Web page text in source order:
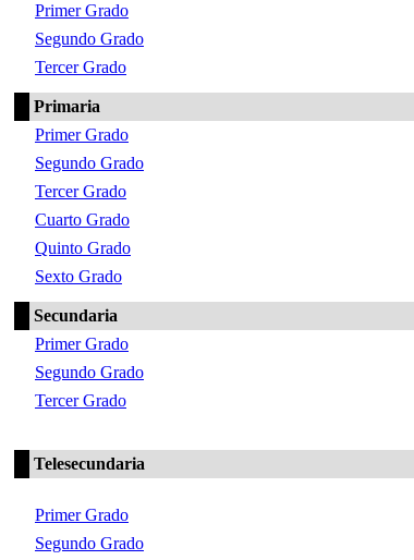
Primer Grado
Segundo Grado
Tercer Grado
Primaria
Primer Grado
Segundo Grado
Tercer Grado
Cuarto Grado
Quinto Grado
Sexto Grado
Secundaria
Primer Grado
Segundo Grado
Tercer Grado
Telesecundaria
Primer Grado
Segundo Grado